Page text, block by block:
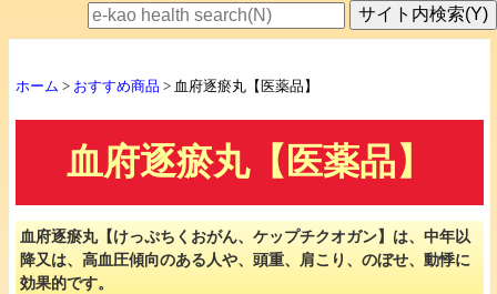
ホーム > おすすめ商品 > 血府逐瘀丸【医薬品】
血府逐瘀丸【医薬品】
血府逐瘀丸【けっぷちくおがん、ケップチクオガン】は、中年以
降又は、高血圧傾向のある人や、頭重、肩こり、のぼせ、動悸に
効果的です。